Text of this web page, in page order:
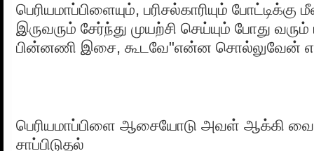
பெரியமாப்பிளையும், பரிசல்காரியும் போட்டிக்கு
இருவரும் சேர்ந்து முயற்சி செய்யும் போது
பின்னணி இசை, கூடவே"என்ன சொல்லுவேன்
பெரியமாப்பிளை ஆசையோடு அவள் ஆக்கி
சாப்பிடுதல்